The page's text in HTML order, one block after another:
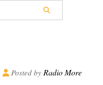
Posted by Radio More